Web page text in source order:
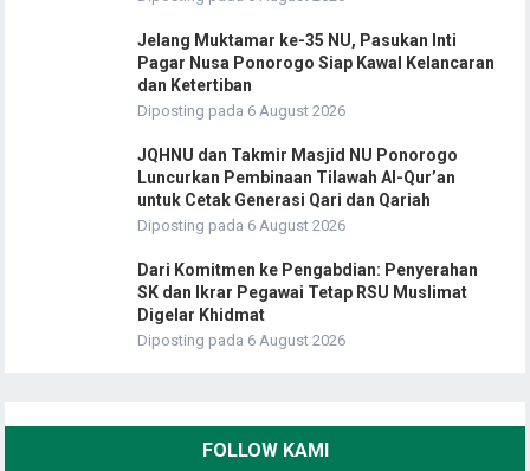
Jelang Muktamar ke-35 NU, Pasukan Inti
Pagar Nusa Ponorogo Siap Kawal Kelancaran
dan Ketertiban
Diposting pada 6 August 2026
JQHNU dan Takmir Masjid NU Ponorogo
Luncurkan Pembinaan Tilawah Al-Qur’an
untuk Cetak Generasi Qari dan Qariah
Diposting pada 6 August 2026
Dari Komitmen ke Pengabdian: Penyerahan
SK dan Ikrar Pegawai Tetap RSU Muslimat
Digelar Khidmat
Diposting pada 6 August 2026
FOLLOW KAMI